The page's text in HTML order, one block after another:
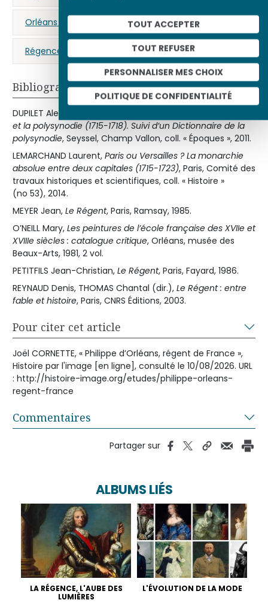
TOUT ACCEPTER
TOUT REFUSER
PERSONNALISER MES CHOIX
POLITIQUE DE CONFIDENTIALITÉ
Orléans (d’) Philippe (le Régent)
Régence (La)
Bibliographie
DUPILET Alexandre,
et la polysynodie (1715-1718). Suivi d’un Dictionnaire de la
polysynodie, Seyssel, Champ Vallon, coll. « Époques », 2011.
LEMARCHAND Laurent, Paris ou Versailles ? La monarchie
absolue entre deux capitales (1715-1723), Paris, Comité des
travaux historiques et scientifiques, coll. « Histoire »
(no 53), 2014.
MEYER Jean, Le Régent, Paris, Ramsay, 1985.
O’NEILL Mary, Les peintures de l’école française des XVIIe et
XVIIIe siècles : catalogue critique, Orléans, musée des
Beaux-Arts, 1981, 2 vol.
PETITFILS Jean-Christian, Le Régent, Paris, Fayard, 1986.
REYNAUD Denis, THOMAS Chantal (dir.), Le Régent : entre
fable et histoire, Paris, CNRS Éditions, 2003.
Pour citer cet article
Joël CORNETTE, « Philippe d’Orléans, régent de France »,
Histoire par l'image [en ligne], consulté le 10/08/2026. URL
: http://histoire-image.org/etudes/philippe-orleans-
regent-france
Commentaires
Partager sur
ALBUMS LIÉS
LA RÉGENCE, L'AUBE DES
LUMIÈRES
L'ÉVOLUTION DE LA MODE